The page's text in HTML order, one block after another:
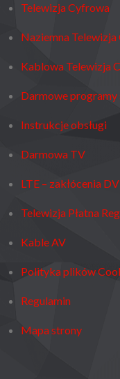
Telewizja Cyfrowa
Naziemna
Kablowa Telewizja
Darmowe
Instrukcje obsługi
Darmowa TV
LTE – zakłócenia
Telewizja Płatna
Kable AV
Polityka plików
Regulamin
Mapa strony